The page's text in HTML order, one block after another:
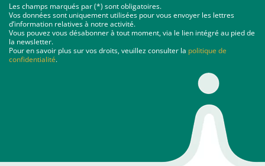
Les champs marqués par (*) sont obligatoires.
Vos données sont uniquement utilisées pour vous envoyer les lettres
d’information relatives à notre activité.
Vous pouvez vous désabonner à tout moment, via le lien intégré au pied de
la newsletter.
Pour en savoir plus sur vos droits, veuillez consulter la politique de
confidentialité.